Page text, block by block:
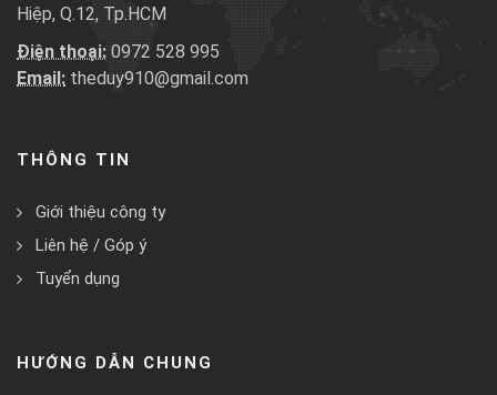
Hiệp, Q.12, Tp.HCM
Điện thoại: 0972 528 995
Email: theduy910@gmail.com
THÔNG TIN
Giới thiệu công ty
Liên hệ / Góp ý
Tuyển dụng
HƯỚNG DẪN CHUNG